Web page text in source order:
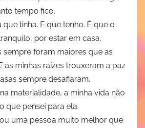
tempo fico.
tinha. E que tenho. É que o
por estar em casa.
sempre foram maiores que as
as minhas raízes trouxeram a paz
sempre desafiaram.
materialidade, a minha vida não
que pensei para ela.
uma pessoa muito melhor que